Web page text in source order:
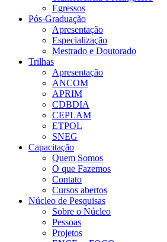
Egressos
Pós-Graduação
Apresentação
Especialização
Mestrado e Doutorado
Trilhas
Apresentação
ANCOM
APRIM
CDBDIA
CEPLAM
ETPOL
SNEG
Capacitação
Quem Somos
O que Fazemos
Contato
Cursos abertos
Núcleo de Pesquisas
Sobre o Núcleo
Pessoas
Projetos